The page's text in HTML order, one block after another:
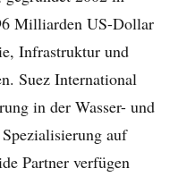
Milliarden US-Dollar
Infrastruktur und
Suez International
in der Wasser- und
auf
Partner verfügen